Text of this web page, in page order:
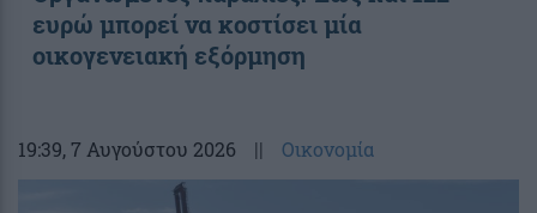
ευρώ μπορεί να κοστίσει μία
οικογενειακή εξόρμηση
19:39, 7 Αυγούστου 2026 || Οικονομία